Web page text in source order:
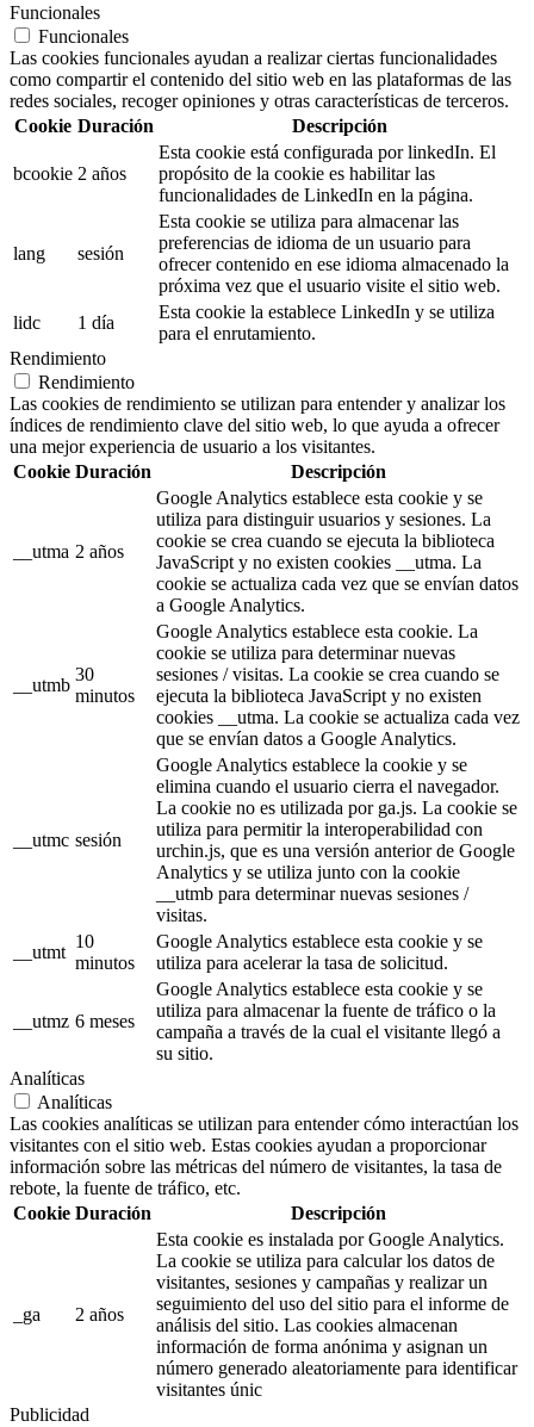
Funcionales
Funcionales
Las cookies funcionales ayudan a realizar ciertas funcionalidades
como compartir el contenido del sitio web en las plataformas de las
redes sociales, recoger opiniones y otras características de terceros.
Cookie Duración Descripción
bcookie 2 años
Esta cookie está configurada por linkedIn. El
propósito de la cookie es habilitar las
funcionalidades de LinkedIn en la página.
lang sesión
Esta cookie se utiliza para almacenar las
preferencias de idioma de un usuario para
ofrecer contenido en ese idioma almacenado la
próxima vez que el usuario visite el sitio web.
lidc
1 día
Esta cookie la establece LinkedIn y se utiliza
para el enrutamiento.
Rendimiento
Rendimiento
Las cookies de rendimiento se utilizan para entender y analizar los
índices de rendimiento clave del sitio web, lo que ayuda a ofrecer
una mejor experiencia de usuario a los visitantes.
Cookie Duración Descripción
__utma 2 años
Google Analytics establece esta cookie y se
utiliza para distinguir usuarios y sesiones. La
cookie se crea cuando se ejecuta la biblioteca
JavaScript y no existen cookies __utma. La
cookie se actualiza cada vez que se envían datos
a Google Analytics.
__utmb
30
minutos
Google Analytics establece esta cookie. La
cookie se utiliza para determinar nuevas
sesiones / visitas. La cookie se crea cuando se
ejecuta la biblioteca JavaScript y no existen
cookies __utma. La cookie se actualiza cada vez
que se envían datos a Google Analytics.
__utmc sesión
Google Analytics establece la cookie y se
elimina cuando el usuario cierra el navegador.
La cookie no es utilizada por ga.js. La cookie se
utiliza para permitir la interoperabilidad con
urchin.js, que es una versión anterior de Google
Analytics y se utiliza junto con la cookie
__utmb para determinar nuevas sesiones /
visitas.
__utmt
10
minutos
Google Analytics establece esta cookie y se
utiliza para acelerar la tasa de solicitud.
__utmz 6 meses
Google Analytics establece esta cookie y se
utiliza para almacenar la fuente de tráfico o la
campaña a través de la cual el visitante llegó a
su sitio.
Analíticas
Analíticas
Las cookies analíticas se utilizan para entender cómo interactúan los
visitantes con el sitio web. Estas cookies ayudan a proporcionar
información sobre las métricas del número de visitantes, la tasa de
rebote, la fuente de tráfico, etc.
Cookie Duración Descripción
_ga 2 años
Esta cookie es instalada por Google Analytics.
La cookie se utiliza para calcular los datos de
visitantes, sesiones y campañas y realizar un
seguimiento del uso del sitio para el informe de
análisis del sitio. Las cookies almacenan
información de forma anónima y asignan un
número generado aleatoriamente para identificar
visitantes únic
Publicidad